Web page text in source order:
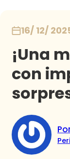
16/ 12/
¡Una
con